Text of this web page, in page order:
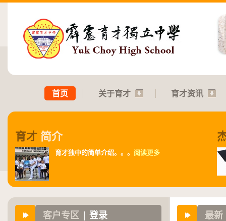
首页 关于育才 育才资讯
育才 简介
育才独中的简单介绍。。。 阅读更多
客户专区 | 登录 最新